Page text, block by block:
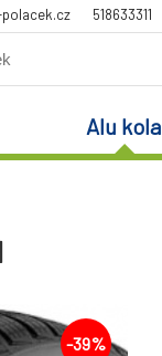
518633311
Alu kola
-39%